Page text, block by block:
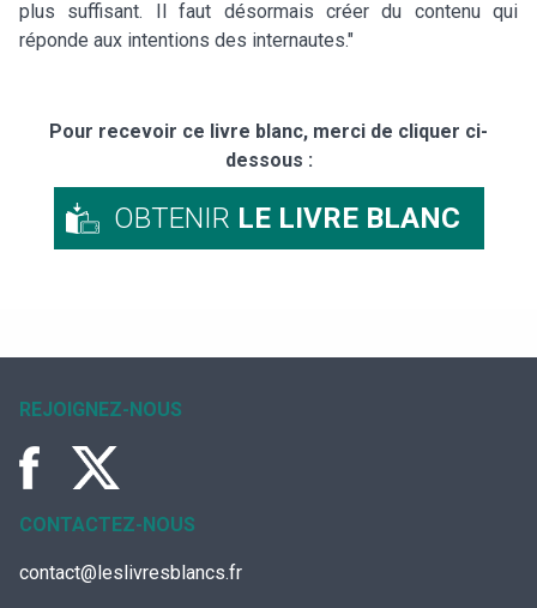
plus suffisant. Il faut désormais créer du contenu qui
réponde aux intentions des internautes."
Pour recevoir ce livre blanc, merci de cliquer ci-
dessous :
OBTENIR LE LIVRE BLANC
REJOIGNEZ-NOUS
CONTACTEZ-NOUS
contact@leslivresblancs.fr